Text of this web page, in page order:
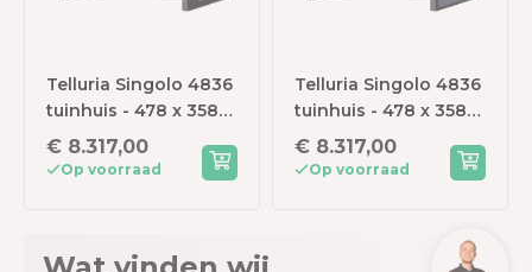
Telluria Singolo 4836
tuinhuis - 478 x 358
cm - antraciet -
ramen rechts
€ 8.317,00
Op voorraad
Telluria Singolo 4836
tuinhuis - 478 x 358
cm - lichtgrijs -
ramen links
€ 8.317,00
Op voorraad